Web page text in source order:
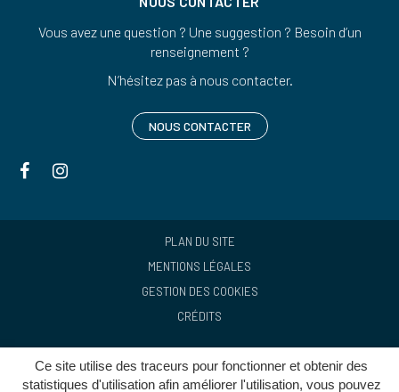
Ce site utilise des traceurs pour fonctionner et obtenir des
statistiques d'utilisation afin améliorer l'utilisation, vous pouvez
Vous avez une question ? Une suggestion ? Besoin d’un
renseignement ?
N’hésitez pas à nous contacter.
NOUS CONTACTER
Lien
le
le
PLAN DU SITE
MENTIONS LÉGALES
GESTION DES COOKIES
CRÉDITS